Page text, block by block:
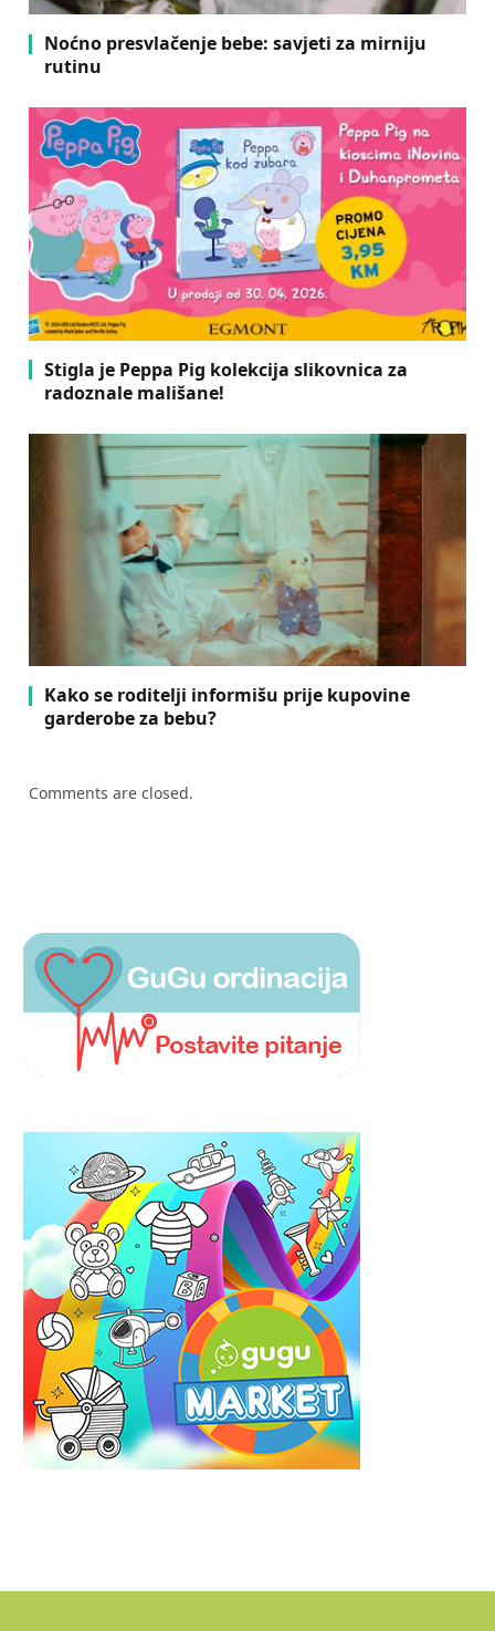
Noćno presvlačenje bebe: savjeti za mirniju
rutinu
Stigla je Peppa Pig kolekcija slikovnica za
radoznale mališane!
Kako se roditelji informišu prije kupovine
garderobe za bebu?
Comments are closed.